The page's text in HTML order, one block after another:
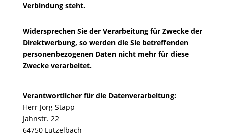
Verbindung steht.
Widersprechen Sie der Verarbeitung für Zwecke der
Direktwerbung, so werden die Sie betreffenden
personenbezogenen Daten nicht mehr für diese
Zwecke verarbeitet.
Verantwortlicher für die Datenverarbeitung:
Herr Jörg Stapp
Jahnstr. 22
64750 Lützelbach